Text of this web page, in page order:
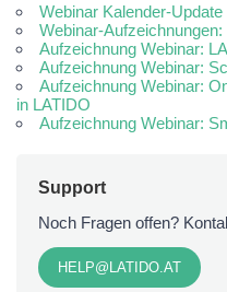
Webinar Kalender-
Webinar-
Aufzeichnung Webinar:
Aufzeichnung Webinar:
Aufzeichnung Webinar:
in LATIDO
Aufzeichnung Webinar:
Support
Noch Fragen offen?
HELP@LATIDO.AT